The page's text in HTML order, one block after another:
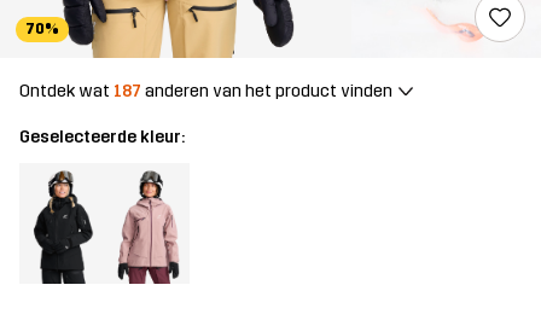
70%
Ontdek wat 187 anderen van het product vinden
Geselecteerde kleur: